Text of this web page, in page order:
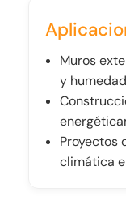
Muros
y humedad
Proyectos
climática